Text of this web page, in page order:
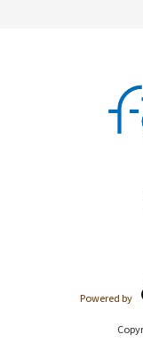
Powered by